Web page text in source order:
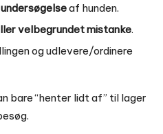
af hunden.
velbegrundet mistanke.
og udlevere/ordinere
bare “henter lidt af” til lager